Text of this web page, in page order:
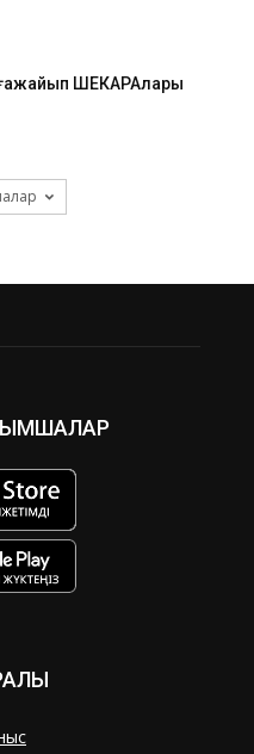
ШЕКАРАлары